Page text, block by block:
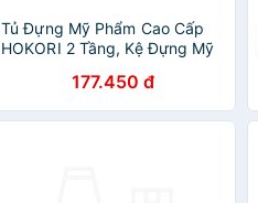
Tủ Đựng Mỹ Phẩm Cao Cấp
HOKORI 2 Tầng, Kệ Đựng Mỹ
Ngăn - Hàng Việt Nam
177.450 đ